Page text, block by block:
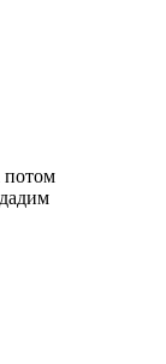
потом